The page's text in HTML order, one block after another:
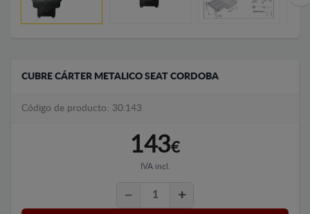
CUBRE CÁRTER METALICO SEAT CORDOBA
Código de producto: 30.143
143€
IVA incl.